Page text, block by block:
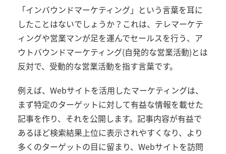
「インバウンドマーケティング」という言葉を耳に
したことはないでしょうか？これは、テレマーケテ
ィングや営業マンが足を運んでセールスを行う、ア
ウトバウンドマーケティング(自発的な営業活動)とは
反対で、受動的な営業活動を指す言葉です。
例えば、Webサイトを活用したマーケティングは、
まず特定のターゲットに対して有益な情報を載せた
記事を作り、それを公開します。記事内容が有益で
あるほど検索結果上位に表示されやすくなり、より
多くのターゲットの目に留まり、Webサイトを訪問